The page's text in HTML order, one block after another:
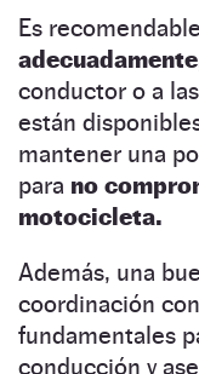
Es
conductor o a
están
mantener una
para no
motocicleta.
Además, una
coordinación
fundamentales
conducción y